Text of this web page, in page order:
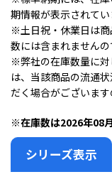
期情報が表示されてい
※土日祝・休業日は商
数には含まれませんの
※弊社の在庫数量に
は、当該商品の流通
だく場合がございます
※在庫数は2026年08
シリーズ表示